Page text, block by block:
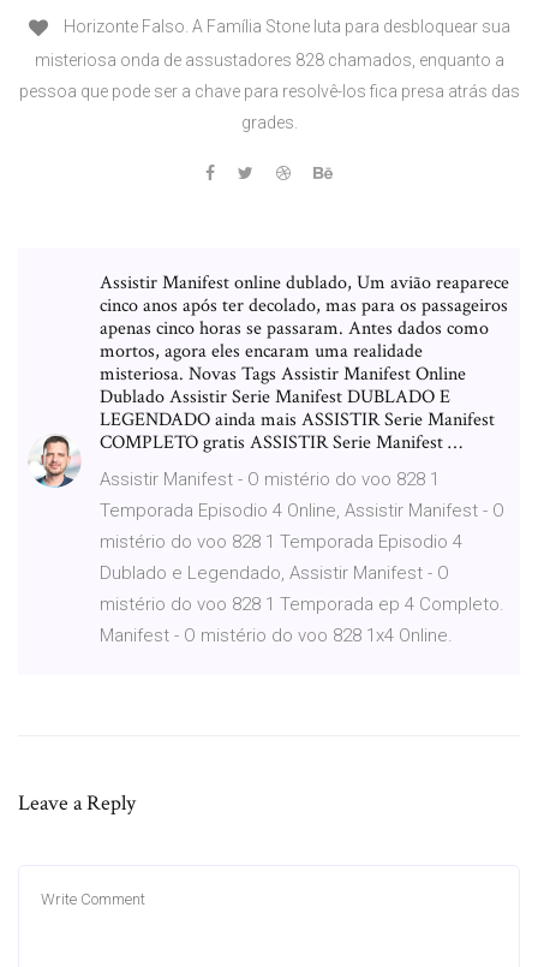
Horizonte Falso. A Família Stone luta para desbloquear sua
misteriosa onda de assustadores 828 chamados, enquanto a
pessoa que pode ser a chave para resolvê-los fica presa atrás das
grades.
Assistir Manifest online dublado, Um avião reaparece
cinco anos após ter decolado, mas para os passageiros
apenas cinco horas se passaram. Antes dados como
mortos, agora eles encaram uma realidade
misteriosa. Novas Tags Assistir Manifest Online
Dublado Assistir Serie Manifest DUBLADO E
LEGENDADO ainda mais ASSISTIR Serie Manifest
COMPLETO gratis ASSISTIR Serie Manifest …
Assistir Manifest - O mistério do voo 828 1
Temporada Episodio 4 Online, Assistir Manifest - O
mistério do voo 828 1 Temporada Episodio 4
Dublado e Legendado, Assistir Manifest - O
mistério do voo 828 1 Temporada ep 4 Completo.
Manifest - O mistério do voo 828 1x4 Online.
Leave a Reply